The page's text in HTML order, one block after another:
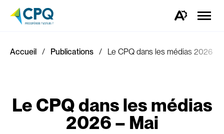
Ouvrez
d'accessibilité.
la
Accueil Publications Le CPQ dans les médias 2026 –
Le CPQ dans les médias
2026 – Mai